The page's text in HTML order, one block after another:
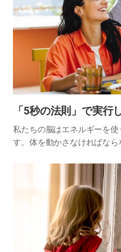
「5秒の法則」で実行
私たちの脳はエネルギーを
す。体を動かさなければなら
何かをしなければならない